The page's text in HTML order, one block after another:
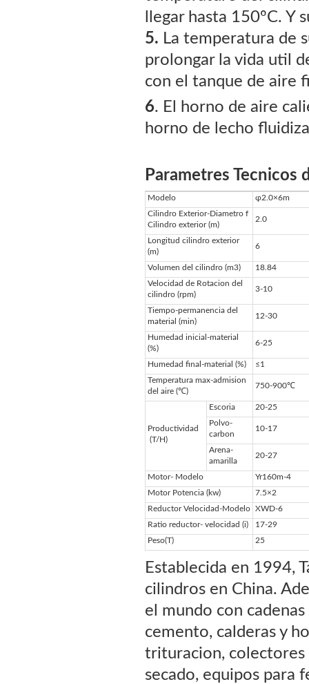
llegar hasta 150ºC.
5. La temperatura de
prolongar la vida util
con el tanque de aire
6. El horno de aire
horno de lecho
Parametres Tecnicos
Modelo
φ2.0×6m
Cilindro Exterior-Diametro f
Cilindro exterior (m)
2.0
Longitud cilindro exterior
(m)
6
Volumen del cilindro (m3)
18.84
Velocidad de Rotacion del
cilindro (rpm)
3-10
Tiempo-permanencia del
material (min)
12-30
Humedad inicial-material
(%)
6-25
Humedad final-material (%)
≤1
Temperatura max-admision
del aire (℃)
750-900℃
Productividad
(T/H)
Escoria
20-25
Polvo-
carbon
10-17
Arena-
amarilla
20-27
Motor- Modelo
Yr160m-4
Motor Potencia (kw)
7.5×2
Reductor Velocidad-Modelo XWD-6
Ratio reductor- velocidad (i)
17-29
Peso(T)
25
Establecida en 1994,
cilindros en China.
el mundo con
cemento, calderas y
trituracion, colectores
secado, equipos para